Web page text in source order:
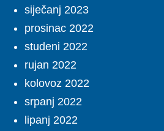
siječanj 2023
prosinac 2022
studeni 2022
rujan 2022
kolovoz 2022
srpanj 2022
lipanj 2022